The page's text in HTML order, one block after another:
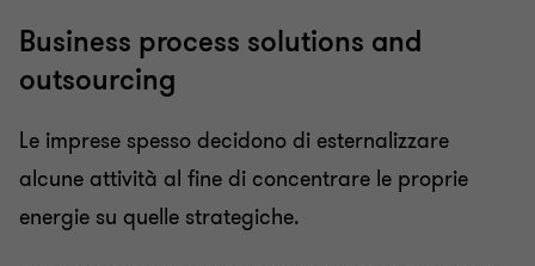
Business process solutions and
outsourcing
Le imprese spesso decidono di esternalizzare
alcune attività al fine di concentrare le proprie
energie su quelle strategiche.